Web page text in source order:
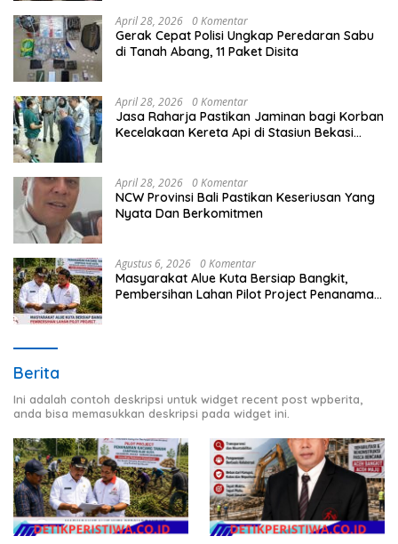
April 28, 2026 0 Komentar
Gerak Cepat Polisi Ungkap Peredaran Sabu
di Tanah Abang, 11 Paket Disita
April 28, 2026 0 Komentar
Jasa Raharja Pastikan Jaminan bagi Korban
Kecelakaan Kereta Api di Stasiun Bekasi
April 28, 2026 0 Komentar
NCW Provinsi Bali Pastikan Keseriusan Yang
Nyata Dan Berkomitmen
Agustus 6, 2026 0 Komentar
Masyarakat Alue Kuta Bersiap Bangkit,
Pembersihan Lahan Pilot Project Penanaman
Berita
Ini adalah contoh deskripsi untuk widget recent post wpberita,
anda bisa memasukkan deskripsi pada widget ini.